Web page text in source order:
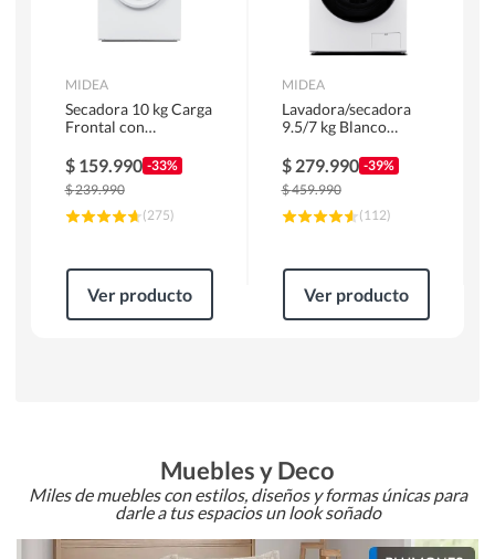
MIDEA
Secadora 10 kg Carga
Frontal con
MD100A100/W2
$ 159.990 -33%
$239.990
(275)
Ver producto
MIDEA
Lavadora/secadora
9.5/7 kg Blanco
$ 279.990 -39%
$459.990
(112)
Ver producto
Muebles y Deco
Miles de muebles con estilos, diseños y formas únicas para
darle a tus espacios un look soñado